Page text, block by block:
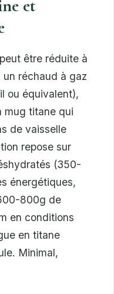
et
être réduite à
un réchaud à gaz
ou équivalent),
mug titane qui
de vaisselle
repose sur
(350-
énergétiques,
800g de
en conditions
en titane
Minimal,